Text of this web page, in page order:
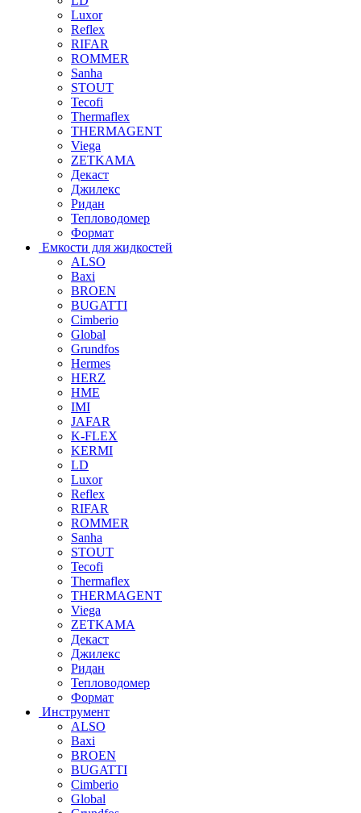
Luxor
Reflex
RIFAR
ROMMER
Sanha
STOUT
Tecofi
Thermaflex
THERMAGENT
Viega
ZETKAMA
Декаст
Джилекс
Ридан
Тепловодомер
Формат
Емкости для жидкостей
ALSO
Baxi
BROEN
BUGATTI
Cimberio
Global
Grundfos
Hermes
HERZ
HME
IMI
JAFAR
K-FLEX
KERMI
LD
Luxor
Reflex
RIFAR
ROMMER
Sanha
STOUT
Tecofi
Thermaflex
THERMAGENT
Viega
ZETKAMA
Декаст
Джилекс
Ридан
Тепловодомер
Формат
Инструмент
ALSO
Baxi
BROEN
BUGATTI
Cimberio
Global